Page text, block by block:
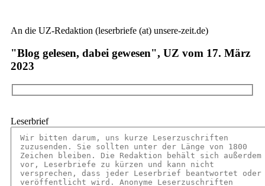
An die UZ-Redaktion (leserbriefe (at) unsere-zeit.de)
"Blog gelesen, dabei gewesen", UZ vom 17. März
2023
Leserbrief